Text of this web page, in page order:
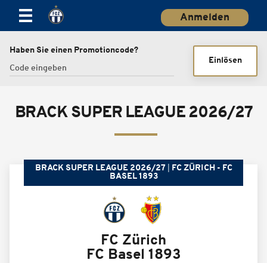
Anmelden
Haben Sie einen Promotioncode?
Einlösen
BRACK SUPER LEAGUE 2026/27
BRACK SUPER LEAGUE 2026/27
FC ZÜRICH - FC
BASEL 1893
FC Zürich
FC Basel 1893